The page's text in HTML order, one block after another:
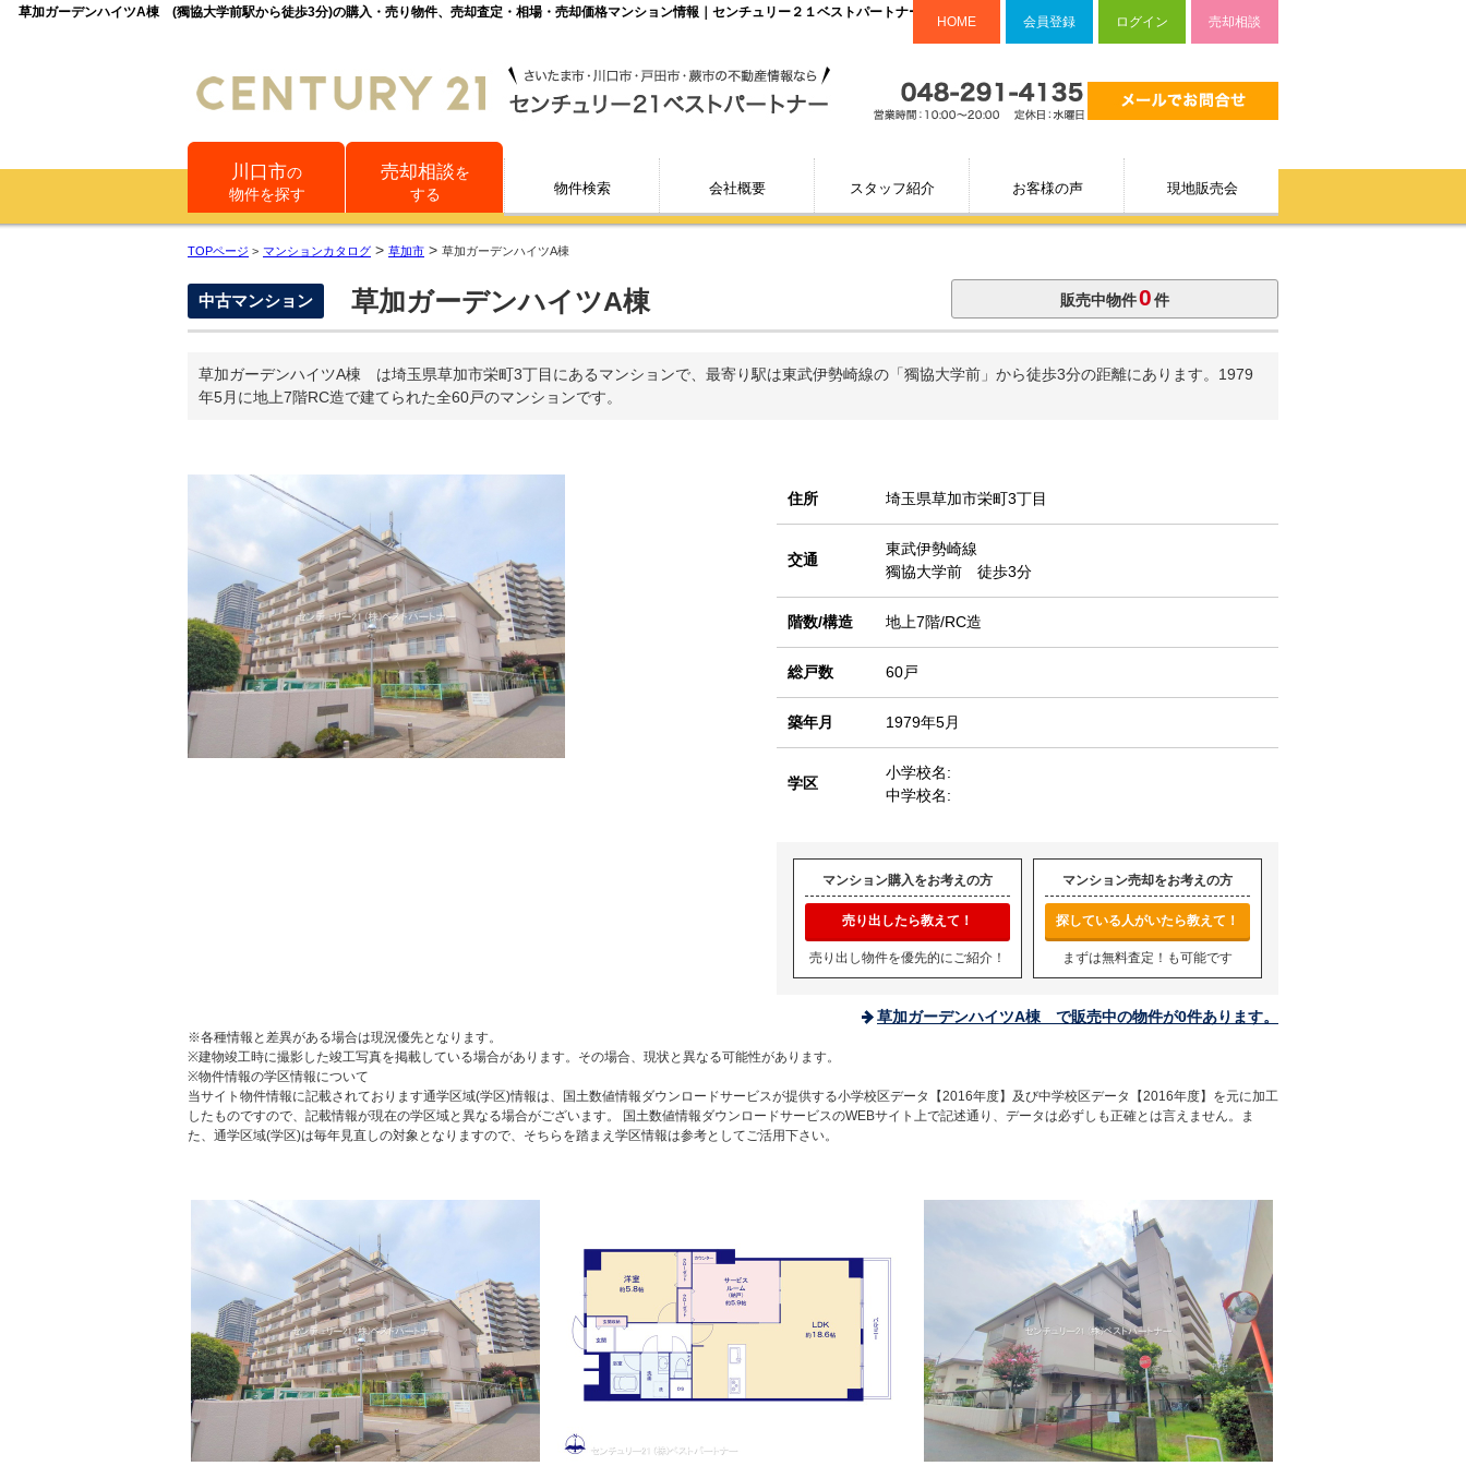
草加ガーデンハイツA棟 (獨協大学前駅から徒歩3分)の購入・売り物件、売却査定・相場・売却価格マンション情報｜センチュリー２１ベストパートナー
HOME 会員登録 ログイン 売却相談
川口市の
物件を探す
売却相談を
する
物件検索 会社概要 スタッフ紹介 お客様の声 現地販売会
TOPページ > マンションカタログ > 草加市 > 草加ガーデンハイツA棟
中古マンション 草加ガーデンハイツA棟 販売中物件0件
草加ガーデンハイツA棟 は埼玉県草加市栄町3丁目にあるマンションで、最寄り駅は東武伊勢崎線の「獨協大学前」から徒歩3分の距離にあります。1979
年5月に地上7階RC造で建てられた全60戸のマンションです。
住所 埼玉県草加市栄町3丁目
交通
東武伊勢崎線
獨協大学前 徒歩3分
階数/構造 地上7階/RC造
総戸数 60戸
築年月 1979年5月
学区
小学校名:
中学校名:
マンション購入をお考えの方
売り出したら教えて！
売り出し物件を優先的にご紹介！
マンション売却をお考えの方
探している人がいたら教えて！
まずは無料査定！も可能です
草加ガーデンハイツA棟 で販売中の物件が0件あります。
※各種情報と差異がある場合は現況優先となります。
※建物竣工時に撮影した竣工写真を掲載している場合があります。その場合、現状と異なる可能性があります。
※物件情報の学区情報について
当サイト物件情報に記載されております通学区域(学区)情報は、国土数値情報ダウンロードサービスが提供する小学校区データ【2016年度】及び中学校区データ【2016年度】を元に加工
したものですので、記載情報が現在の学区域と異なる場合がございます。 国土数値情報ダウンロードサービスのWEBサイト上で記述通り、データは必ずしも正確とは言えません。ま
た、通学区域(学区)は毎年見直しの対象となりますので、そちらを踏まえ学区情報は参考としてご活用下さい。